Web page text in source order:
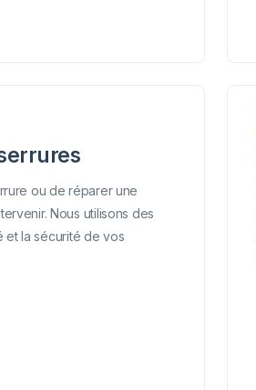
ou de réparer une
Nous utilisons des
et la sécurité de vos